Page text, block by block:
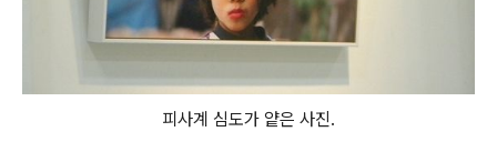
피사계 심도가 얕은 사진.